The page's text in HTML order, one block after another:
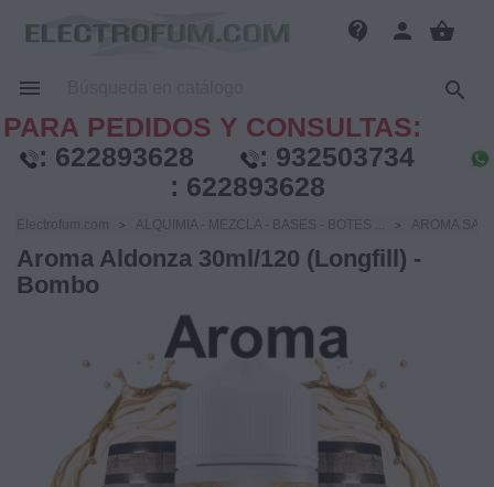
contact_support person shopping_basket
 
PARA PEDIDOS Y CONSULTAS:
: 622893628 : 932503734
: 622893628
Electrofum.com ALQUIMIA - MEZCLA - BASES - BOTES ... AROMA
Aroma Aldonza 30ml/120 (Longfill) -
Bombo